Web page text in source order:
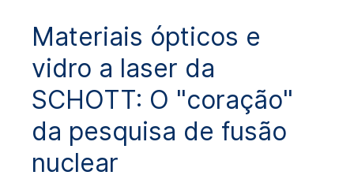
Materiais ópticos e
vidro a laser da
SCHOTT: O "coração"
da pesquisa de fusão
nuclear